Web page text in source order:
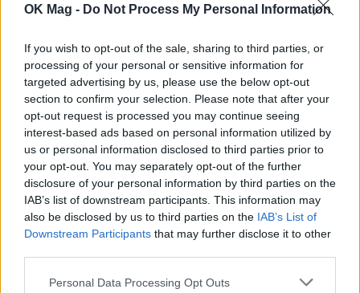
OK Mag - Do Not Process My Personal Information
If you wish to opt-out of the sale, sharing to third parties, or
processing of your personal or sensitive information for
targeted advertising by us, please use the below opt-out
section to confirm your selection. Please note that after your
opt-out request is processed you may continue seeing
interest-based ads based on personal information utilized by
us or personal information disclosed to third parties prior to
your opt-out. You may separately opt-out of the further
disclosure of your personal information by third parties on the
IAB’s list of downstream participants. This information may
also be disclosed by us to third parties on the IAB’s List of
Downstream Participants that may further disclose it to other
Personal Data Processing Opt Outs
Ελένη Φωτοπούλου: Η δημόσια ερωτική
εξομολόγηση στον Άκη Παυλόπουλο για τη γιορτή
του – «Είναι ο φύλακας άγγελος όσων βρίσκονται
κοντά του»